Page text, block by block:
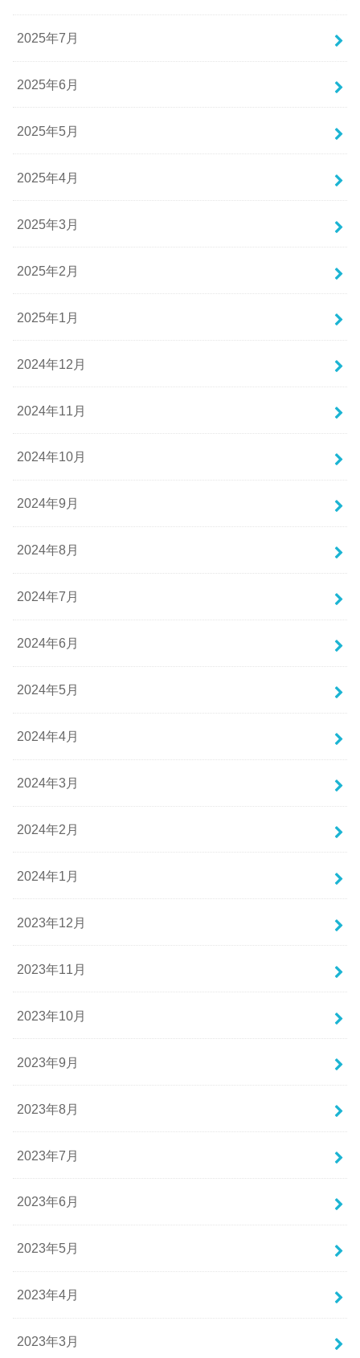
2025年7月
2025年6月
2025年5月
2025年4月
2025年3月
2025年2月
2025年1月
2024年12月
2024年11月
2024年10月
2024年9月
2024年8月
2024年7月
2024年6月
2024年5月
2024年4月
2024年3月
2024年2月
2024年1月
2023年12月
2023年11月
2023年10月
2023年9月
2023年8月
2023年7月
2023年6月
2023年5月
2023年4月
2023年3月